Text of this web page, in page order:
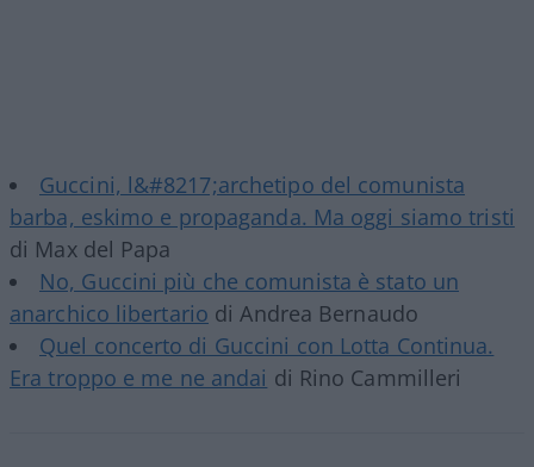
Guccini, l&#8217;archetipo del comunista
barba, eskimo e propaganda. Ma oggi siamo tristi
di Max del Papa
No, Guccini più che comunista è stato un
anarchico libertario di Andrea Bernaudo
Quel concerto di Guccini con Lotta Continua.
Era troppo e me ne andai di Rino Cammilleri